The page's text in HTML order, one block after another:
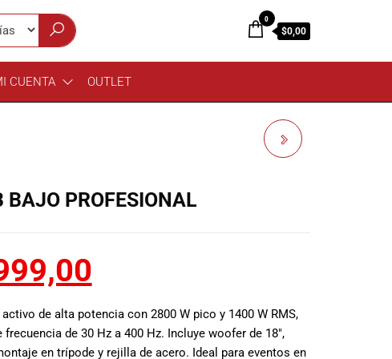
0
$0,00
CUENTA OUTLET
BAJO PROFESIONAL
de alta potencia con 2800 W pico y 1400 W RMS,
de 30 Hz a 400 Hz. Incluye woofer de 18″,
en trípode y rejilla de acero. Ideal para eventos en